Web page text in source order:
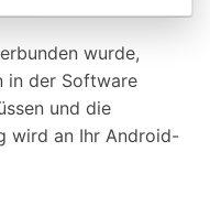
wurde,
in der Software
und die
wird an Ihr Android-